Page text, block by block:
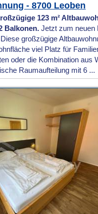
- 8700 Leoben
123 m²
Balkonen. Jetzt zum neuen
großzügige
viel Platz für
oder die Kombination aus
Raumaufteilung mit 6 ...